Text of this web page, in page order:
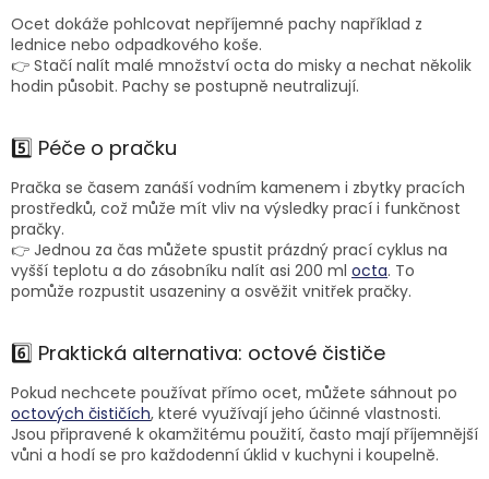
Ocet dokáže pohlcovat nepříjemné pachy například z
lednice nebo odpadkového koše.
👉 Stačí nalít malé množství octa do misky a nechat několik
hodin působit. Pachy se postupně neutralizují.
5️⃣ Péče o pračku
Pračka se časem zanáší vodním kamenem i zbytky pracích
prostředků, což může mít vliv na výsledky prací i funkčnost
pračky.
👉 Jednou za čas můžete spustit prázdný prací cyklus na
vyšší teplotu a do zásobníku nalít asi 200 ml octa. To
pomůže rozpustit usazeniny a osvěžit vnitřek pračky.
6️⃣ Praktická alternativa: octové čističe
Pokud nechcete používat přímo ocet, můžete sáhnout po
octových čističích, které využívají jeho účinné vlastnosti.
Jsou připravené k okamžitému použití, často mají příjemnější
vůni a hodí se pro každodenní úklid v kuchyni i koupelně.